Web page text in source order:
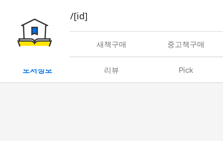
book/rent/[id]
대여 새책구매 중고책구매
도서정보 리뷰 Pick